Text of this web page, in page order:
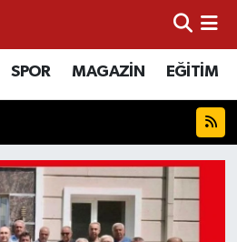
SPOR MAGAZİN EĞİTİM
Haritası